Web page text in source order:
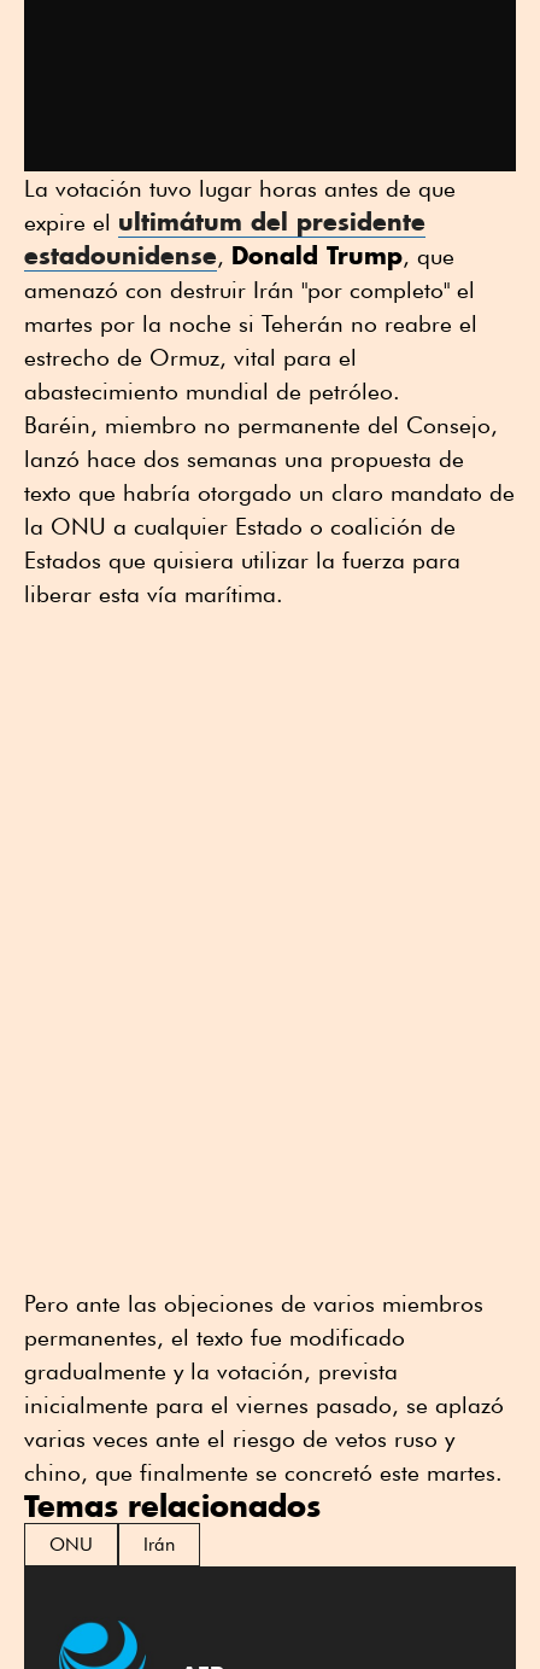
La votación tuvo lugar horas antes de que
expire el ultimátum del presidente
estadounidense, Donald Trump, que
amenazó con destruir Irán "por completo" el
martes por la noche si Teherán no reabre el
estrecho de Ormuz, vital para el
abastecimiento mundial de petróleo.
Baréin, miembro no permanente del Consejo,
lanzó hace dos semanas una propuesta de
texto que habría otorgado un claro mandato de
la ONU a cualquier Estado o coalición de
Estados que quisiera utilizar la fuerza para
liberar esta vía marítima.
Pero ante las objeciones de varios miembros
permanentes, el texto fue modificado
gradualmente y la votación, prevista
inicialmente para el viernes pasado, se aplazó
varias veces ante el riesgo de vetos ruso y
chino, que finalmente se concretó este martes.
Temas relacionados
ONU Irán